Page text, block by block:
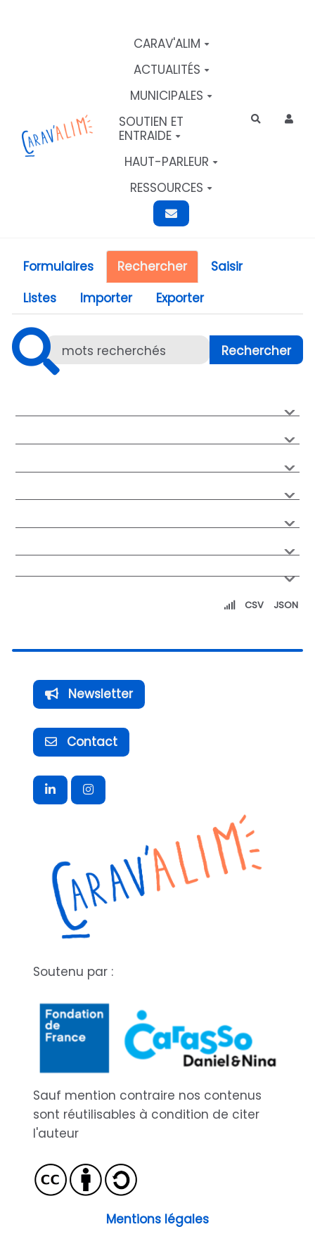
CARAV'ALIM
ACTUALITÉS
MUNICIPALES
SOUTIEN ET
ENTRAIDE
HAUT-PARLEUR
RESSOURCES
Rechercher
Formulaires Rechercher
Saisir
Listes
Importer Exporter
CSV JSON
Newsletter
Contact
Soutenu par :
Sauf mention contraire nos contenus
sont réutilisables à condition de citer
l'auteur
Mentions légales